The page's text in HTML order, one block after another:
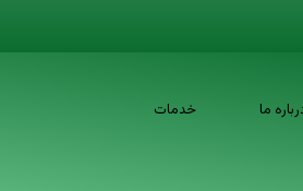
ما خدمات